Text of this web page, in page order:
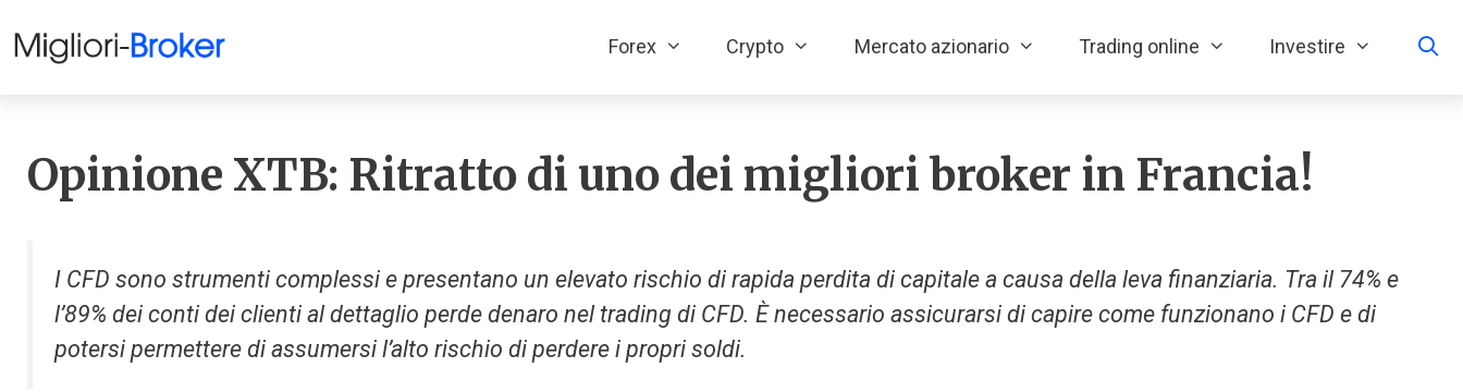
Forex Crypto Mercato azionario Trading online Investire
Opinione XTB: Ritratto di uno dei migliori broker in Francia!
I CFD sono strumenti complessi e presentano un elevato rischio di rapida perdita di capitale a causa della leva finanziaria. Tra il 74% e
l’89% dei conti dei clienti al dettaglio perde denaro nel trading di CFD. È necessario assicurarsi di capire come funzionano i CFD e di
potersi permettere di assumersi l’alto rischio di perdere i propri soldi.